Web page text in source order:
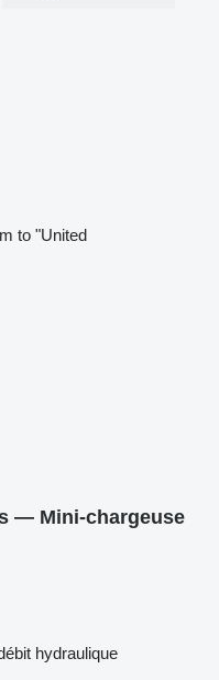
to "United
— Mini-chargeuse
hydraulique